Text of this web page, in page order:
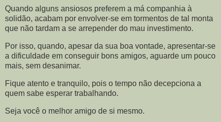
Quando alguns ansiosos preferem a má companhia à
solidão, acabam por envolver-se em tormentos de tal monta
que não tardam a se arrepender do mau investimento.
Por isso, quando, apesar da sua boa vontade, apresentar-se
a dificuldade em conseguir bons amigos, aguarde um pouco
mais, sem desanimar.
Fique atento e tranquilo, pois o tempo não decepciona a
quem sabe esperar trabalhando.
Seja você o melhor amigo de si mesmo.